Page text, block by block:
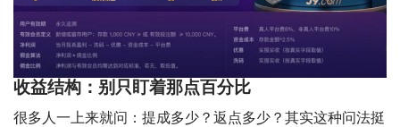
收益结构：别只盯着那点百分比
很多人一上来就问：提成多少？返点多少？其实这种问法挺